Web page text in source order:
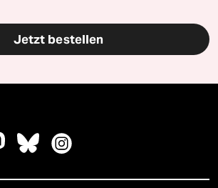
Jetzt bestellen